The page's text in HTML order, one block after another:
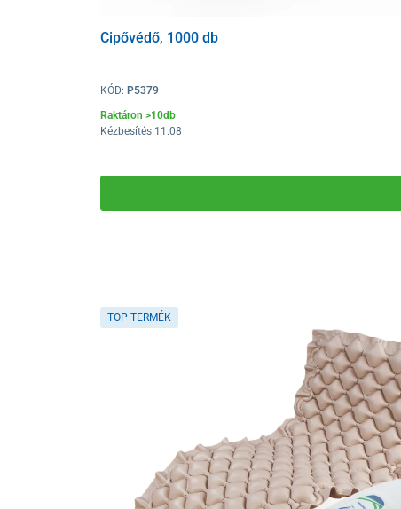
Cipővédő, 1000 db
KÓD: P5379
Raktáron >10db
Kézbesítés 11.08
TOP TERMÉK